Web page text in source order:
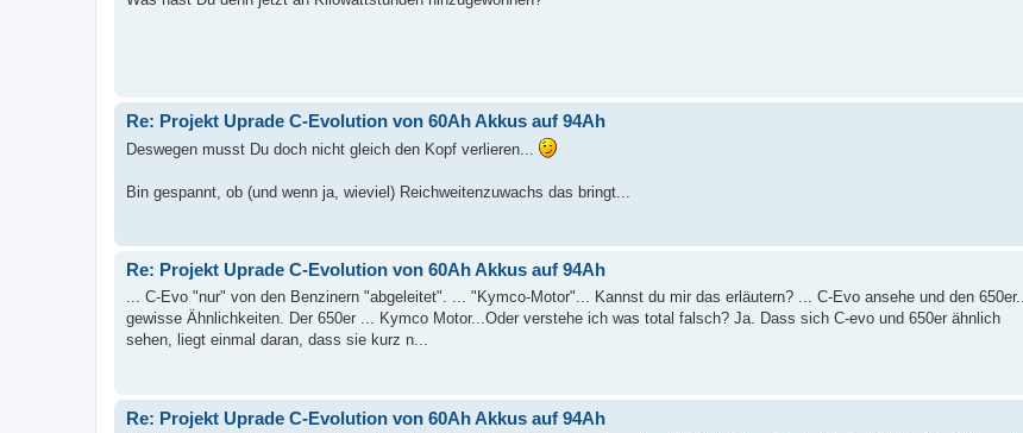
Re: Projekt Uprade C-Evolution von 60Ah Akkus auf 94Ah
Deswegen musst Du doch nicht gleich den Kopf verlieren...
Bin gespannt, ob (und wenn ja, wieviel) Reichweitenzuwachs das bringt...
Re: Projekt Uprade C-Evolution von 60Ah Akkus auf 94Ah
... C-Evo "nur" von den Benzinern "abgeleitet". ... "Kymco-Motor"... Kannst du mir das erläutern? ... C-Evo ansehe und den 650er...
gewisse Ähnlichkeiten. Der 650er ... Kymco Motor...Oder verstehe ich was total falsch? Ja. Dass sich C-evo und 650er ähnlich
sehen, liegt einmal daran, dass sie kurz n...
Re: Projekt Uprade C-Evolution von 60Ah Akkus auf 94Ah